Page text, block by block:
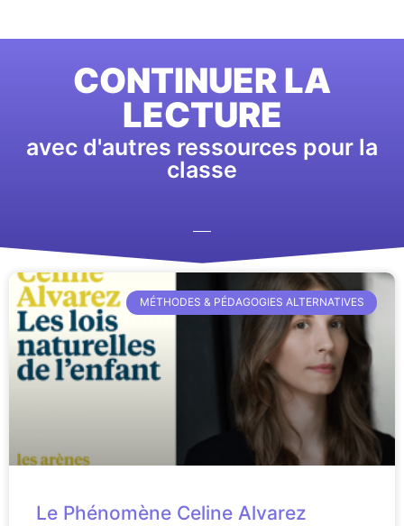
CONTINUER LA
LECTURE
avec d'autres ressources pour la
classe
MÉTHODES & PÉDAGOGIES ALTERNATIVES
Le Phénomène Celine Alvarez